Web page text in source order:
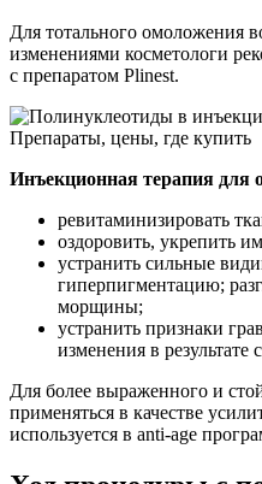
Для тотального омоложения
изменениями косметологи
с препаратом Plinest.
Инъекционная терапия для
ревитаминизировать
оздоровить, укрепить
устранить сильные
гиперпигментацию;
морщины;
устранить признаки
изменения в результате
Для более выраженного и
применяться в качестве
используется в anti-age